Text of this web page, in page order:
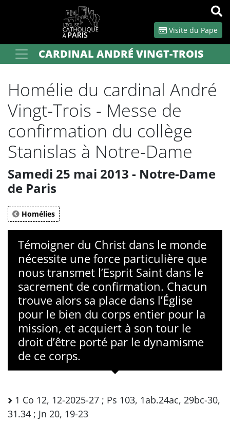
Visite du Pape
Votre recherche OK
CARDINAL ANDRÉ VINGT-TROIS
Homélie du cardinal André
Vingt-Trois - Messe de
confirmation du collège
Stanislas à Notre-Dame
Samedi 25 mai 2013 - Notre-Dame
de Paris
Homélies
Témoigner du Christ dans le monde
nécessite une force particulière que
nous transmet l’Esprit Saint dans le
sacrement de confirmation. Chacun
trouve alors sa place dans l’Église
pour le bien du corps entier pour la
mission, et acquiert à son tour le
droit d’être porté par le dynamisme
de ce corps.
1 Co 12, 12-2025-27 ; Ps 103, 1ab.24ac, 29bc-30,
31.34 ; Jn 20, 19-23
Panneau de gestion des cookies